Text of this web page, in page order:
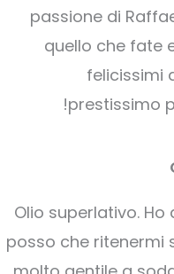
passione di
quello che fate
felicissimi
prestissimo
Olio superlativo. Ho
posso che ritenermi